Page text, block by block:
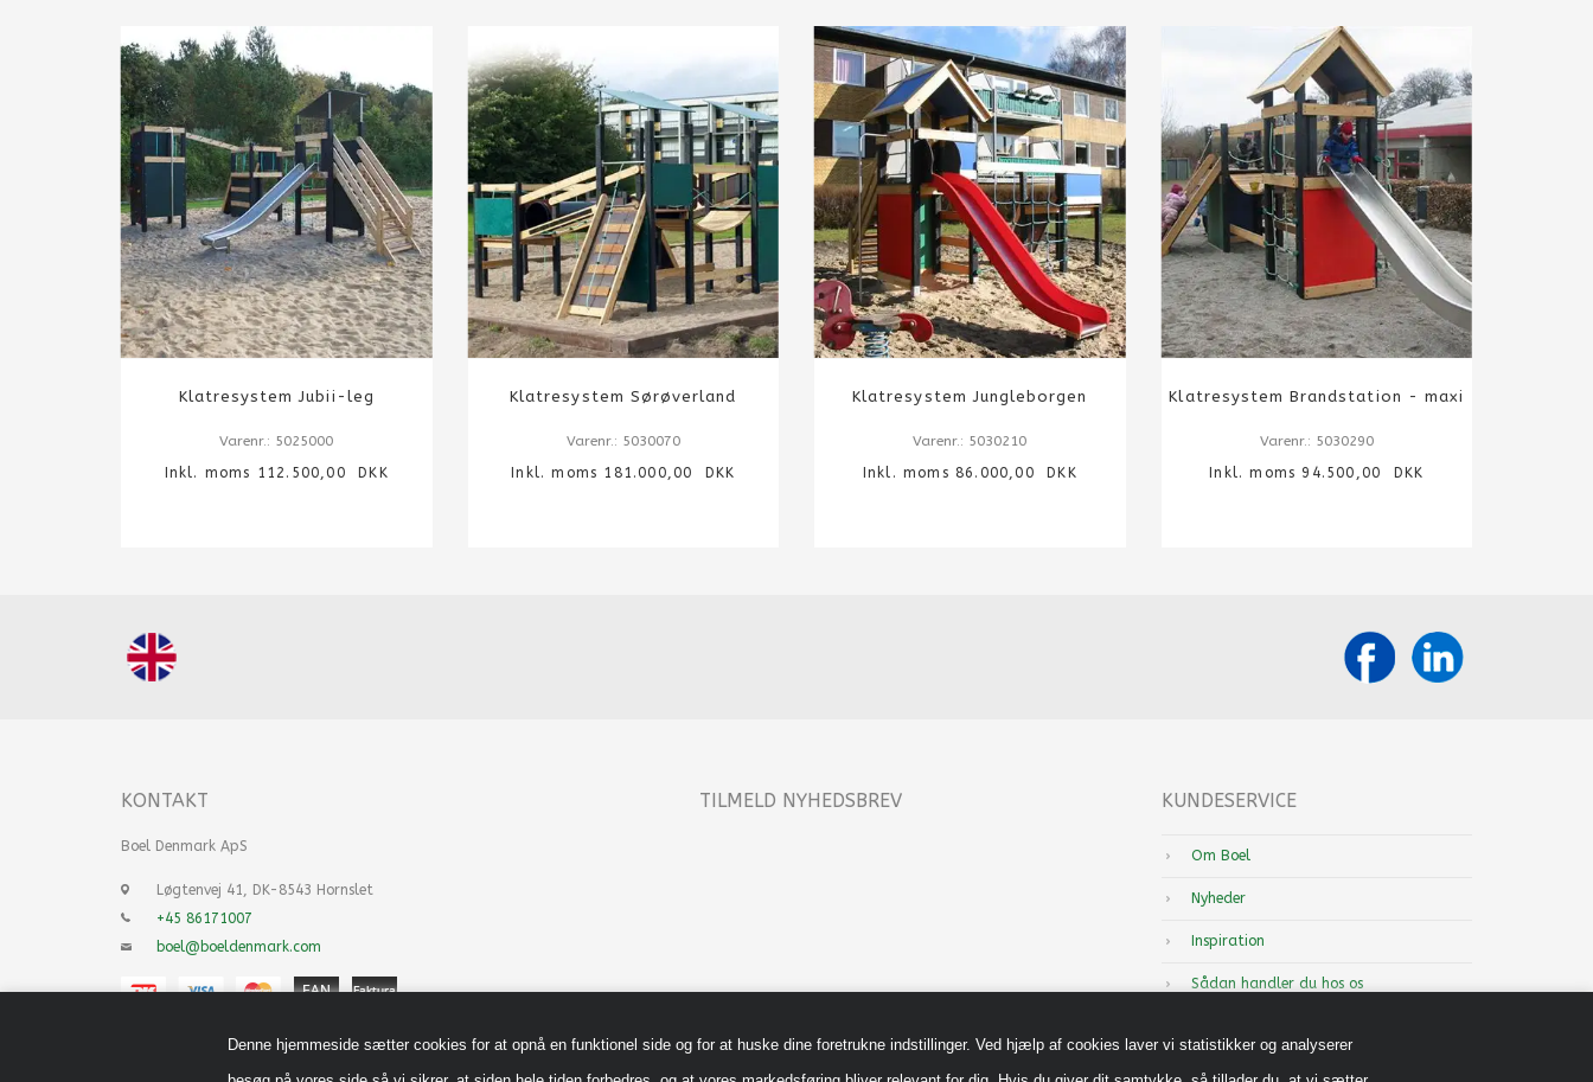
Denne hjemmeside sætter cookies for at opnå en funktionel side og for at huske dine foretrukne indstillinger. Ved hjælp af cookies laver vi statistikker og analyserer
Klatresystem Jubii-leg
Varenr.: 5025000
Inkl. moms 112.500,00 DKK
Klatresystem Sørøverland
Varenr.: 5030070
Inkl. moms 181.000,00 DKK
Klatresystem Jungleborgen
Varenr.: 5030210
Inkl. moms 86.000,00 DKK
Klatresystem Brandstation - maxi
Varenr.: 5030290
Inkl. moms 94.500,00 DKK
KONTAKT
Boel Denmark ApS
Løgtenvej 41, DK-8543 Hornslet
+45 86171007
boel@boeldenmark.com
TILMELD NYHEDSBREV KUNDESERVICE
Om Boel
Nyheder
Inspiration
Sådan handler du hos os
Cookiepolitik